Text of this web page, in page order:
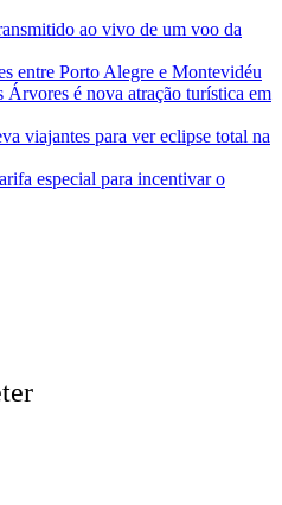
ao vivo de um voo da
entre Porto Alegre e Montevidéu
é nova atração turística em
viajantes para ver eclipse total na
especial para incentivar o